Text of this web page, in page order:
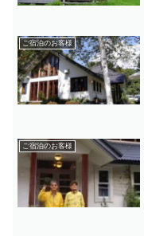
ご宿泊のお客様
ご宿泊のお客様